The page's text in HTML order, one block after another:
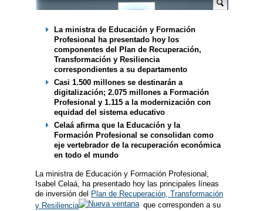
La ministra de Educación y Formación
Profesional ha presentado hoy los
componentes del Plan de Recuperación,
Transformación y Resiliencia
correspondientes a su departamento
Casi 1.500 millones se destinarán a
digitalización; 2.075 millones a Formación
Profesional y 1.115 a la modernización con
equidad del sistema educativo
Celaá afirma que la Educación y la
Formación Profesional se consolidan como
eje vertebrador de la recuperación económica
en todo el mundo
La ministra de Educación y Formación Profesional,
Isabel Celaá, ha presentado hoy las principales líneas
de inversión del Plan de Recuperación, Transformación
y Resiliencia
que corresponden a su